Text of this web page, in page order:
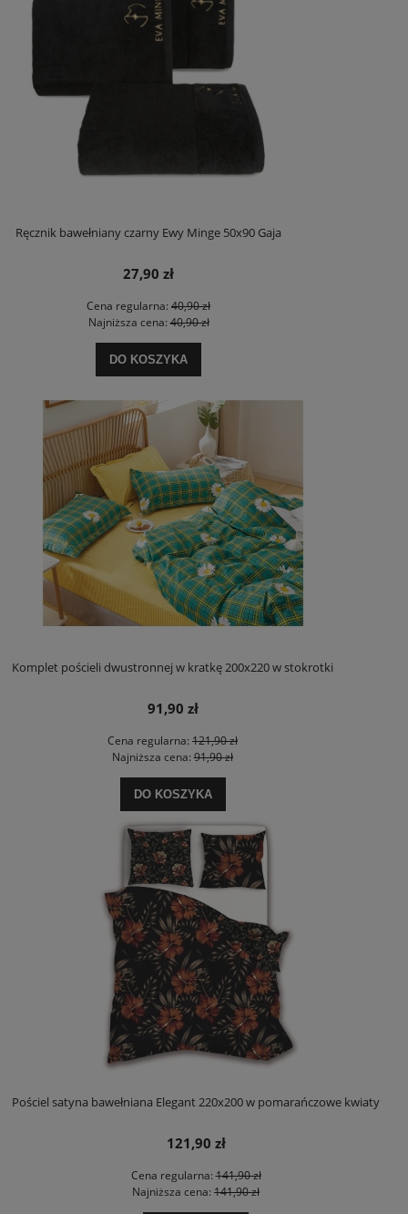
Ręcznik bawełniany czarny Ewy Minge 50x90 Gaja
27,90 zł
Cena regularna: 40,90 zł
Najniższa cena:40,90 zł
DO KOSZYKA
Komplet pościeli dwustronnej w kratkę 200x220 w stokrotki
91,90 zł
Cena regularna: 121,90 zł
Najniższa cena: 91,90 zł
DO KOSZYKA
Pościel satyna bawełniana Elegant 220x200 w pomarańczowe kwiaty
121,90 zł
Cena regularna:141,90 zł
Najniższa cena: 141,90 zł